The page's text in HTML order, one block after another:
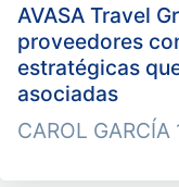
AVASA Travel
proveedores
estratégicas
asociadas
CAROL GARCÍA